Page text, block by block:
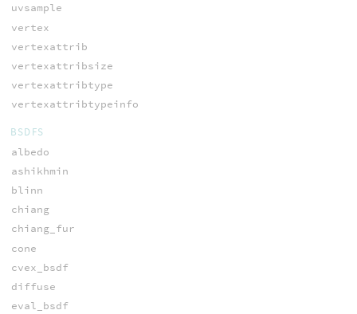
uvsample
vertex
vertexattrib
vertexattribsize
vertexattribtype
vertexattribtypeinfo
BSDFS
albedo
ashikhmin
blinn
chiang
chiang_fur
cone
cvex_bsdf
diffuse
eval_bsdf